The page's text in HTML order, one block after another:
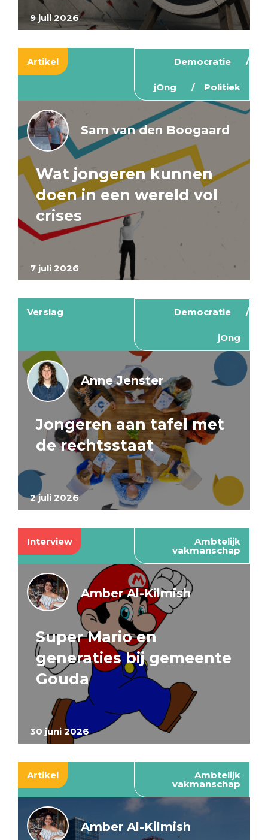
9 juli 2026
Artikel Democratie
jOng Politiek
7 juli 2026
Sam van den Boogaard
Wat jongeren kunnen
doen in een wereld vol
crises
Verslag Democratie
jOng
2 juli 2026
Anne Jenster
Jongeren aan tafel met
de rechtsstaat
Interview Ambtelijk
vakmanschap
30 juni 2026
Amber Al-Kilmish
Super Mario en
generaties bij gemeente
Gouda
Artikel Ambtelijk
vakmanschap
Amber Al-Kilmish